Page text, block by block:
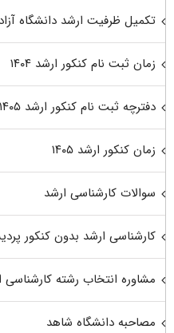
تکمیل ظرفیت ارشد دانشگاه آزاد ۱۴۰۳
زمان ثبت نام کنکور ارشد ۱۴۰۴
دفترچه ثبت نام کنکور ارشد ۱۴۰۵
زمان کنکور ارشد ۱۴۰۵
سوالات کارشناسی ارشد
کارشناسی ارشد بدون کنکور
مشاوره انتخاب رشته کارشناسی
مصاحبه دانشگاه شاهد